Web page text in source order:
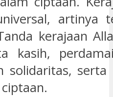
artinya
kerajaan
kasih,
solidaritas,